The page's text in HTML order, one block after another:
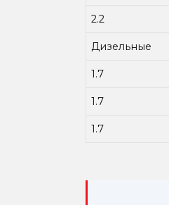
2.2
Дизельные
1.7
1.7
1.7